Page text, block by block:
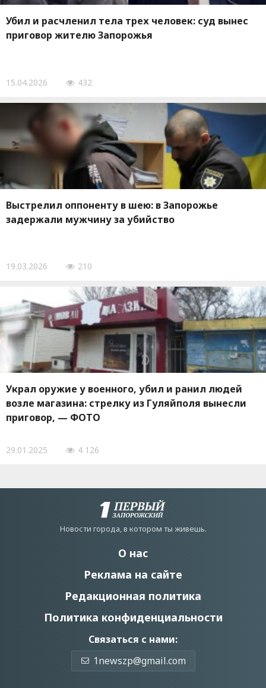
Убил и расчленил тела трех человек: суд вынес
приговор жителю Запорожья
15.04.2026 432
Выстрелил оппоненту в шею: в Запорожье
задержали мужчину за убийство
19.03.2026 210
Украл оружие у военного, убил и ранил людей
возле магазина: стрелку из Гуляйполя вынесли
приговор, — ФОТО
29.01.2025 4 126
Новости города, в котором ты живешь.
О нас
Реклама на сайте
Редакционная политика
Политика конфиденциальности
Связаться с нами:
1newszp@gmail.com